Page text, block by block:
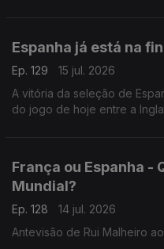
Espanha já está na
Ep. 129
15 jul. 2026
A vitória da seleção de
do jogo de hoje entre a
França ou Espanha -
Mundial?
Ep. 128
14 jul. 2026
Antevisão de Rui Malheiro